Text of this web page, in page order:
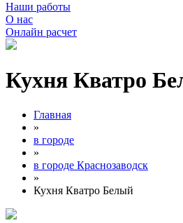
Наши работы
О нас
Онлайн расчет
Кухня Кватро
Главная
»
в городе
»
в городе Краснозаводск
»
Кухня Кватро Белый